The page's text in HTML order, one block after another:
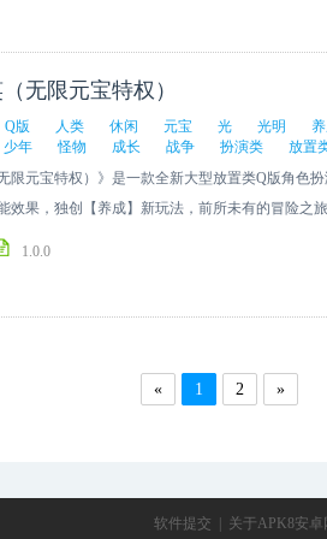
无限元宝特权）
Q版 人类 休闲 元宝 光 光明
少年 怪物 成长 战争 扮演类 放置
限元宝特权）》是一款全新大型放置类Q版角色
效果，独创【养成】新玩法，前所未有的冒险之
，领不完的道具福利。手握神兵，身骑炫酷坐骑
满死亡和哀嚎的无毛之地，迎来了新的生机，四
1.0.0
« 1 2 »
软件提交 关于APK8安卓